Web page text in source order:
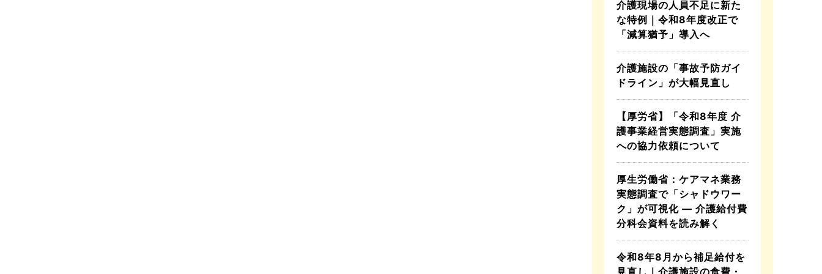
介護現場の人員不足に新た
な特例｜令和8年度改正で
「減算猶予」導入へ
介護施設の「事故予防ガイ
ドライン」が大幅見直し
【厚労省】「令和8年度 介
護事業経営実態調査」実施
への協力依頼について
厚生労働省：ケアマネ業務
実態調査で「シャドウワー
ク」が可視化 ― 介護給付費
分科会資料を読み解く
令和8年8月から補足給付を
見直し｜介護施設の食費・